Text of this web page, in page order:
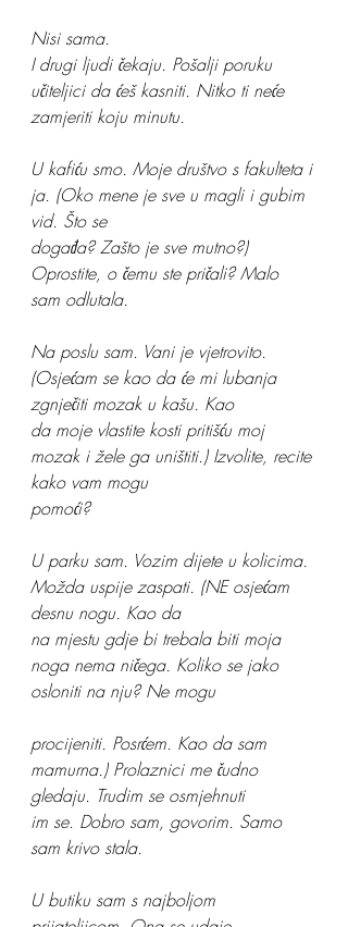
Nisi sama.
I drugi ljudi čekaju. Pošalji poruku
učiteljici da ćeš kasniti. Nitko ti neće
zamjeriti koju minutu.
U kafiću smo. Moje društvo s fakulteta i
ja. (Oko mene je sve u magli i gubim
vid. Što se
događa? Zašto je sve mutno?)
Oprostite, o čemu ste pričali? Malo
sam odlutala.
Na poslu sam. Vani je vjetrovito.
(Osjećam se kao da će mi lubanja
zgnječiti mozak u kašu. Kao
da moje vlastite kosti pritišću moj
mozak i žele ga uništiti.) Izvolite, recite
kako vam mogu
pomoći?
U parku sam. Vozim dijete u kolicima.
Možda uspije zaspati. (NE osjećam
desnu nogu. Kao da
na mjestu gdje bi trebala biti moja
noga nema ničega. Koliko se jako
osloniti na nju? Ne mogu
procijeniti. Posrćem. Kao da sam
mamurna.) Prolaznici me čudno
gledaju. Trudim se osmjehnuti
im se. Dobro sam, govorim. Samo
sam krivo stala.
U butiku sam s najboljom